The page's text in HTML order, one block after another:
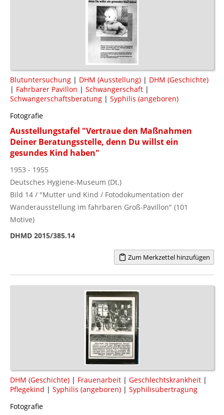
Blutuntersuchung | DHM (Ausstellung) | DHM (Geschichte)
| Fahrbarer Pavillon | Schwangerschaft |
Schwangerschaftsberatung | Syphilis (angeboren)
Fotografie
Ausstellungstafel "Vertraue den Maßnahmen
Deiner Beratungsstelle, denn Du willst ein
gesundes Kind haben"
1953 - 1955
Deutsches Hygiene-Museum (Dt.)
Bild 14 / "Mutter und Kind / Fotodokumentation der
Wanderausstellung im fahrbaren Groß-Pavillon" (101
Motive)
DHMD 2015/385.14
Zum Merkzettel hinzufügen
DHM (Geschichte) | Frauenarbeit | Geschlechtskrankheit |
Pflegekind | Syphilis (angeboren) | Syphilisübertragung
Fotografie